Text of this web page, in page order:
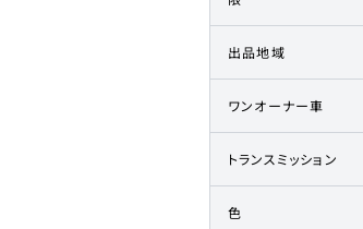
出品地域
ワンオーナー車
トランスミッション
色